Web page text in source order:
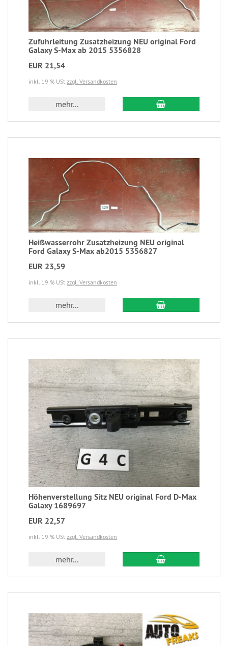
Zufuhrleitung Zusatzheizung NEU original Ford
Galaxy S-Max ab 2015 5356828
EUR 21,54
inkl. 19 % USt zzgl. Versandkosten
mehr...
Heißwasserrohr Zusatzheizung NEU original
Ford Galaxy S-Max ab2015 5356827
EUR 23,59
inkl. 19 % USt zzgl. Versandkosten
mehr...
Höhenverstellung Sitz NEU original Ford D-Max
Galaxy 1689697
EUR 22,57
inkl. 19 % USt zzgl. Versandkosten
mehr...